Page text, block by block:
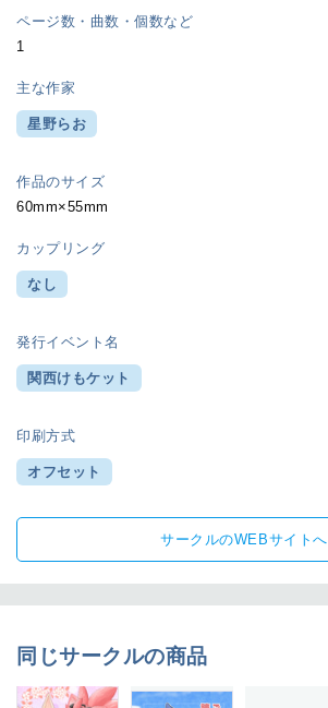
ページ数・曲数・個数など
1
主な作家
星野らお
作品のサイズ
60mm×55mm
カップリング
なし
発行イベント名
関西けもケット
印刷方式
オフセット
サークルのWEBサイトへ
同じサークルの商品